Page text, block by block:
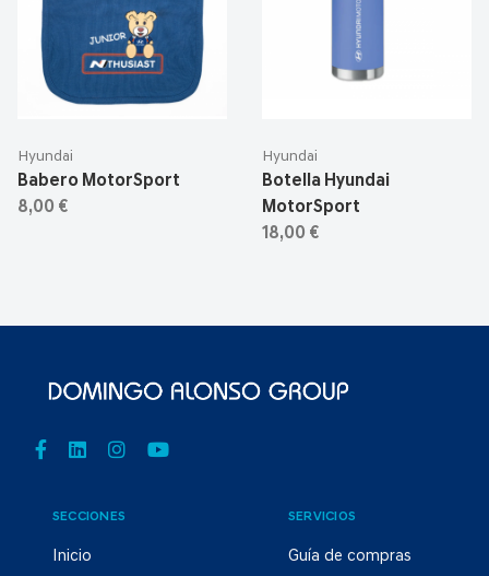
Hyundai
Babero MotorSport
8,00 €
Hyundai
Botella Hyundai
MotorSport
18,00 €
SECCIONES
Inicio
SERVICIOS
Guía de compras